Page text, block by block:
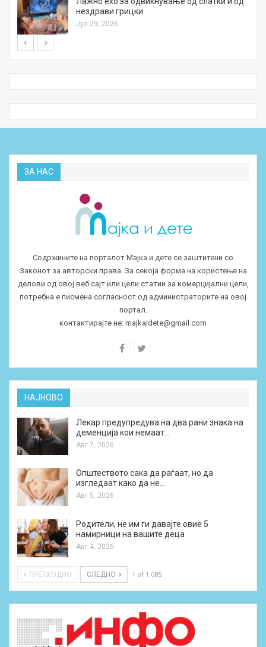
нездрави грицки
Јул 29, 2026
ЗА НАС
Содржините на порталот Мајка и дете се заштитени со
Законот за авторски права. За секоја форма на користење на
делови од овој веб сајт или цели статии за комерцијални цели,
потребна е писмена согласност од администраторите на овој
портал.
контактирајте не: majkaidete@gmail.com
НАЈНОВО
Лекар предупредува на два рани знака на
деменција кои немаат…
Авг 7, 2026
Општеството сака да раѓаат, но да
изгледаат како да не…
Авг 5, 2026
Родители, не им ги давајте овие 5
намирници на вашите деца
Авг 4, 2026
ПРЕТХОДНО СЛЕДНО 1 of 1.085